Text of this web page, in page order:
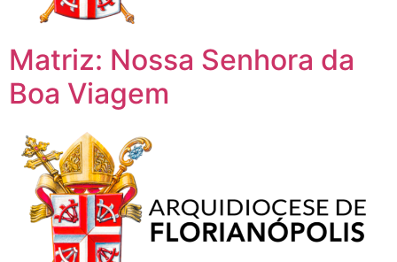
Matriz: Nossa Senhora da
Boa Viagem